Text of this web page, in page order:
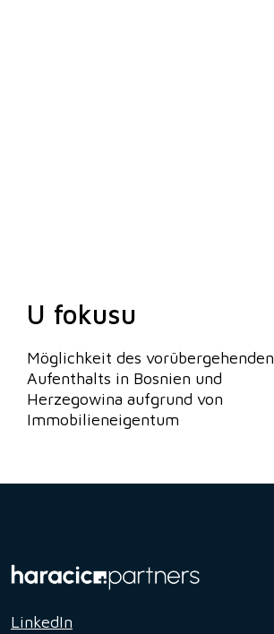
U fokusu
Möglichkeit des vorübergehenden
Aufenthalts in Bosnien und
Herzegowina aufgrund von
Immobilieneigentum
LinkedIn